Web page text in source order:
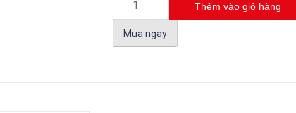
Thêm vào giỏ hàng
Mua ngay